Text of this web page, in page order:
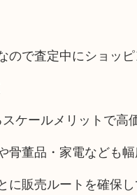
で査定中にショッピ
ケールメリットで高
董品・家電なども幅
販売ルートを確保